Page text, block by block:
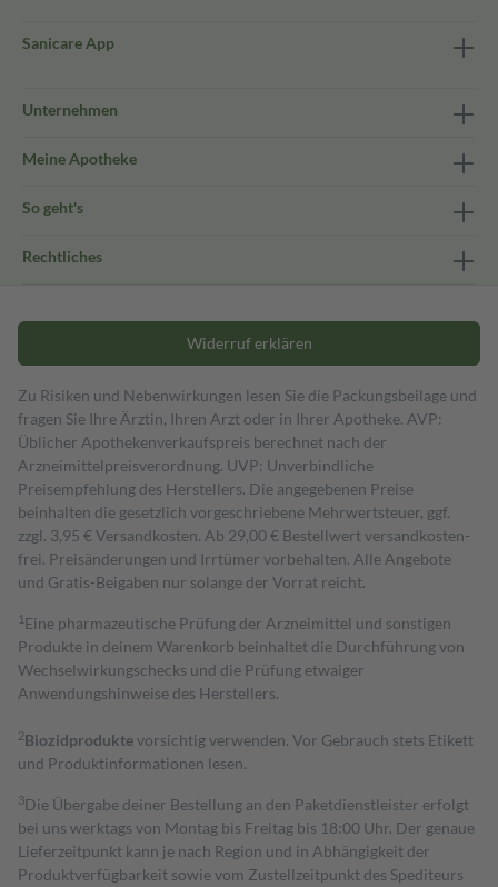
Sanicare App
Unternehmen
Meine Apotheke
So geht's
Rechtliches
Widerruf erklären
Zu Risiken und Nebenwirkungen lesen Sie die Packungsbeilage und
fragen Sie Ihre Ärztin, Ihren Arzt oder in Ihrer Apotheke. AVP:
Üblicher Apothekenverkaufspreis berechnet nach der
Arzneimittelpreisverordnung. UVP: Unverbindliche
Preisempfehlung des Herstellers. Die angegebenen Preise
beinhalten die gesetzlich vorgeschriebene Mehrwertsteuer, ggf.
zzgl. 3,95 € Versandkosten. Ab 29,00 € Bestell­wert versand­kosten­
frei. Preisänderungen und Irrtümer vorbehalten. Alle Angebote
und Gratis-Beigaben nur solange der Vorrat reicht.
1 Eine pharmazeutische Prüfung der Arzneimittel und sonstigen
Produkte in deinem Warenkorb beinhaltet die Durchführung von
Wechselwirkungschecks und die Prüfung etwaiger
Anwendungshinweise des Herstellers.
2Biozidproduktevorsichtig verwenden. Vor Gebrauch stets Etikett
und Produktinformationen lesen.
3Die Übergabe deiner Bestellung an den Paketdienstleister erfolgt
bei uns werktags von Montag bis Freitag bis 18:00 Uhr. Der genaue
Lieferzeitpunkt kann je nach Region und in Abhängigkeit der
Produktverfügbarkeit sowie vom Zustellzeitpunkt des Spediteurs